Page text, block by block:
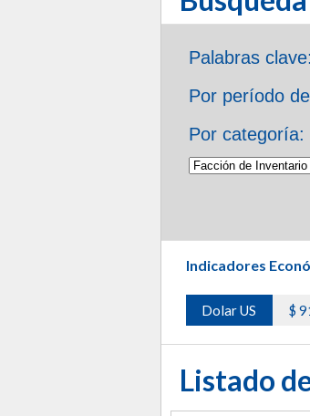
Palabras clave:
Por período
Por categoría:
Indicadores
Dolar US $
Listado